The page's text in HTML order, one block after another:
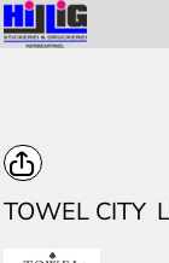
TOWEL CITY